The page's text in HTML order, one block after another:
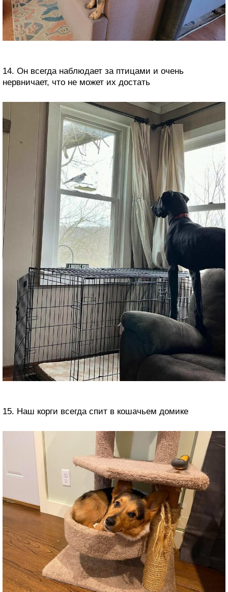
14. Он всегда наблюдает за птицами и очень
нервничает, что не может их достать
15. Наш корги всегда спит в кошачьем домике